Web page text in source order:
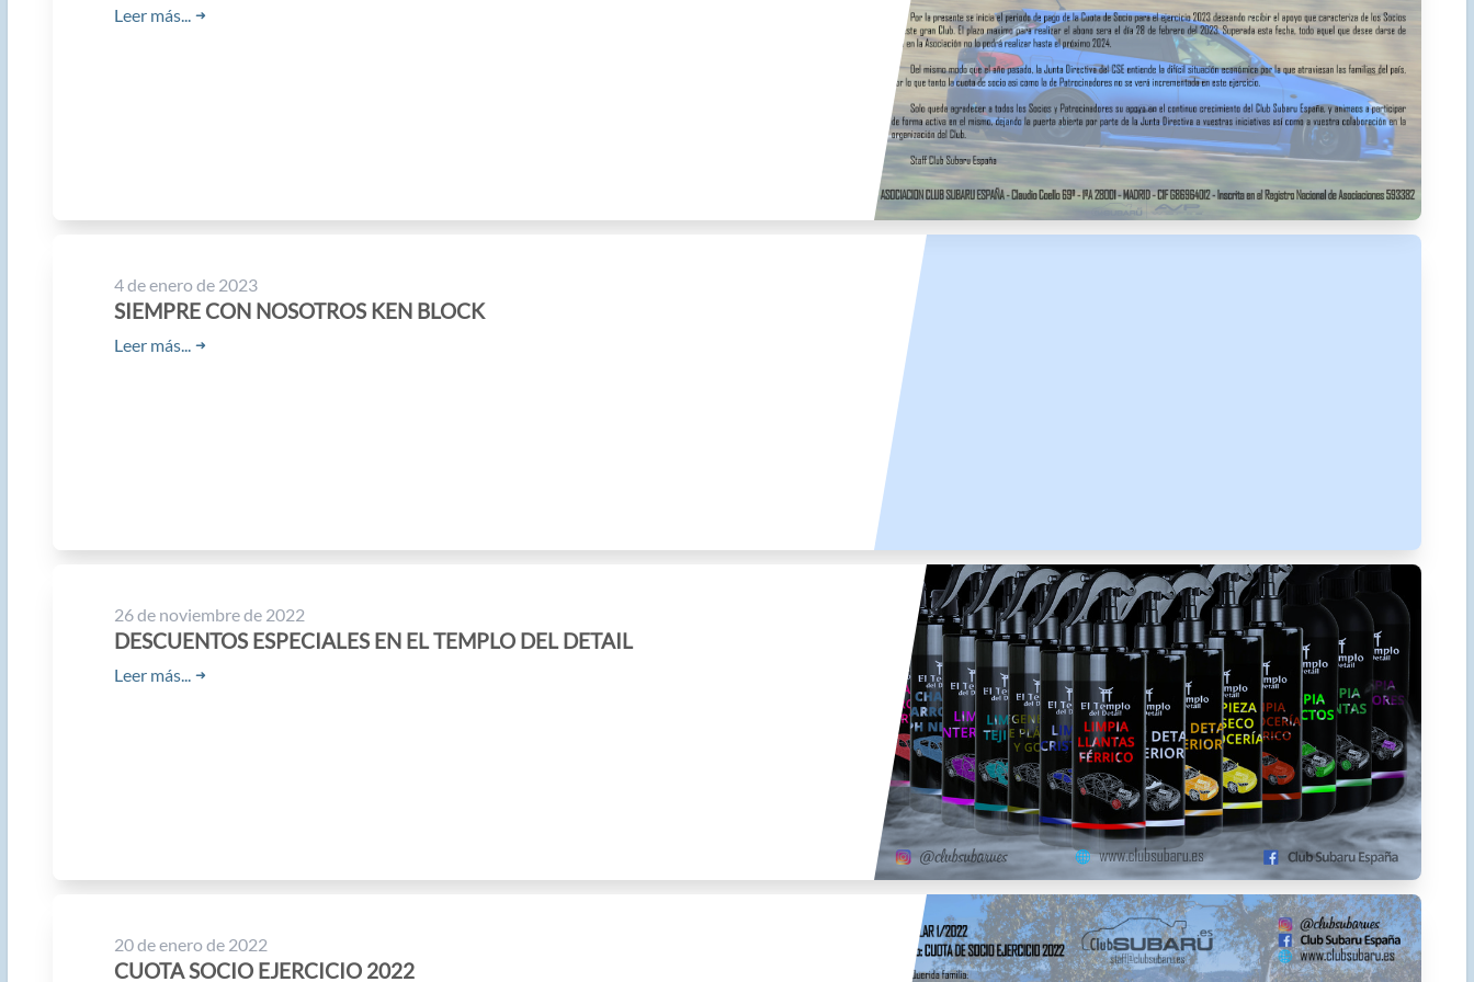
Leer más... ➜
4 de enero de 2023
SIEMPRE CON NOSOTROS KEN BLOCK
Leer más... ➜
26 de noviembre de 2022
DESCUENTOS ESPECIALES EN EL TEMPLO DEL DETAIL
Leer más... ➜
20 de enero de 2022
CUOTA SOCIO EJERCICIO 2022